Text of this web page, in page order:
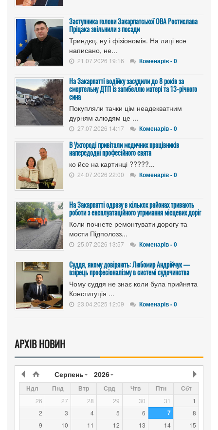
Заступника голови Закарпатської ОВА Ростислава
Пріцака звільнили з посади
Триндєц, ну і фізіономія. На лиці все
написано, не...
21.07.2026 19:16 Коменарів - 0
На Закарпатті водійку засудили до 8 років за
смертельну ДТП із загибеллю матері та 13-річного
сина
Покупляли тачки цім неадекватним
дурням алюдям це ...
27.07.2026 14:17 Коменарів - 0
В Ужгороді привітали медичних працівників
напередодні професійного свята
ко йсе на картинці ?????...
24.07.2026 22:00 Коменарів - 0
На Закарпатті одразу в кількох районах тривають
роботи з експлуатаційного утримання місцевих доріг
Коли почнете ремонтувати дорогу та
мости Підполозз...
25.07.2026 13:57 Коменарів - 0
Суддя, якому довіряють: Любомир Андрійчук —
взірець професіоналізму в системі судочинства
Чому суддя не знає коли була прийнята
Конституція ...
23.04.2025 12:09 Коменарів - 0
АРХІВ НОВИН
Серпень 2026
Ндл Пнд Втр Срд Чтв Птн Сбт
26 27 28 29 30 31
1
2
3 4 5 6 7
8
9
10 11 12 13 14
15